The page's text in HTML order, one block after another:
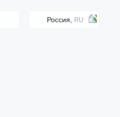
Россия, RU